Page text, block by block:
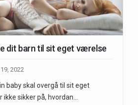
dit barn til sit eget værelse
2022
baby skal overgå til sit eget
sikker på, hvordan…